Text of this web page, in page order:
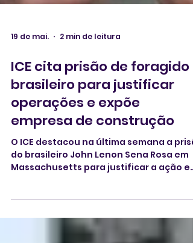
19 de mai. 2 min de leitura
operações e expõe